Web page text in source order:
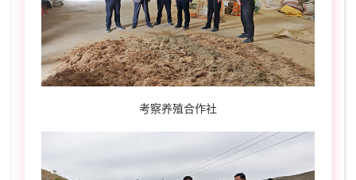
考察养殖合作社